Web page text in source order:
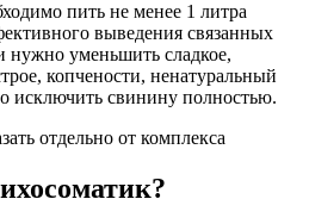
пить не менее 1 литра
выведения связанных
нужно уменьшить сладкое,
копчености, ненатуральный
исключить свинину полностью.
отдельно от комплекса